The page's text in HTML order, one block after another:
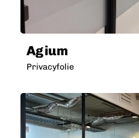
Agium
Privacyfolie